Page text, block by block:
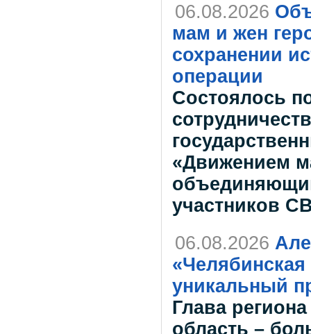
06.08.2026
мам и жен
сохранении
операции
Состоялось
«Движением
участников
06.08.2026
уникальный
Глава
область –